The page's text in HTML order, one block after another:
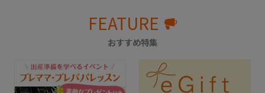
FEATURE
おすすめ特集